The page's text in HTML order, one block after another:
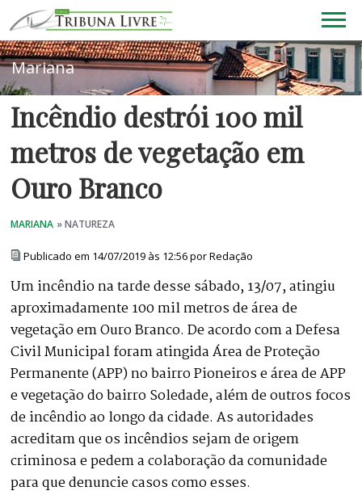
Incêndio destrói 100 mil
metros de vegetação em
Ouro Branco
Publicado em 14/07/2019 às 12:56 por Redação
Um incêndio na tarde desse sábado, 13/07, atingiu
aproximadamente 100 mil metros de área de
vegetação em Ouro Branco. De acordo com a Defesa
Civil Municipal foram atingida Área de Proteção
Permanente (APP) no bairro Pioneiros e área de APP
e vegetação do bairro Soledade, além de outros focos
de incêndio ao longo da cidade. As autoridades
acreditam que os incêndios sejam de origem
criminosa e pedem a colaboração da comunidade
para que denuncie casos como esses.